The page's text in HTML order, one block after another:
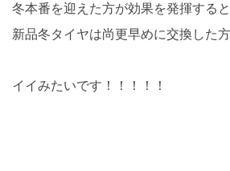
冬本番を迎えた方が効果を発揮する
新品冬タイヤは尚更早めに交換した
イイみたいです！！！！！